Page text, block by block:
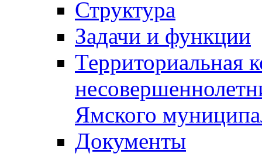
Структура
Задачи и функции
Территориальная
Ямского
Документы